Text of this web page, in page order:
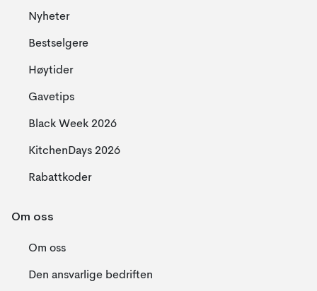
Nyheter
Bestselgere
Høytider
Gavetips
Black Week 2026
KitchenDays 2026
Rabattkoder
Om oss
Om oss
Den ansvarlige bedriften